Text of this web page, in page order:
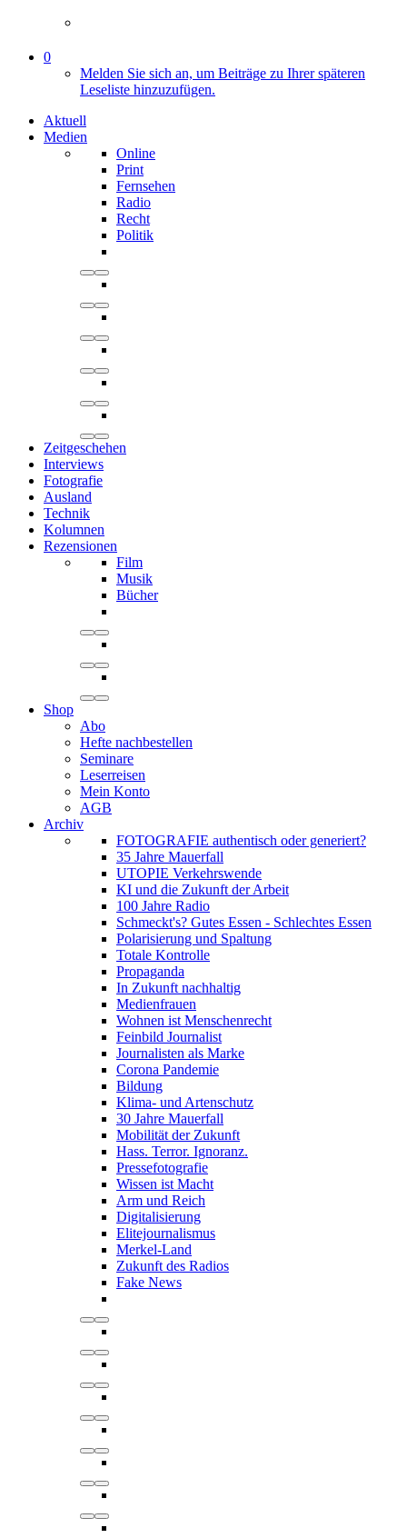
0
Melden Sie sich an, um Beiträge zu Ihrer späteren
Leseliste hinzuzufügen.
Aktuell
Medien
Online
Print
Fernsehen
Radio
Recht
Politik
Zeitgeschehen
Interviews
Fotografie
Ausland
Technik
Kolumnen
Rezensionen
Film
Musik
Bücher
Shop
Abo
Hefte nachbestellen
Seminare
Leserreisen
Mein Konto
AGB
Archiv
FOTOGRAFIE authentisch oder generiert?
35 Jahre Mauerfall
UTOPIE Verkehrswende
KI und die Zukunft der Arbeit
100 Jahre Radio
Schmeckt's? Gutes Essen - Schlechtes Essen
Polarisierung und Spaltung
Totale Kontrolle
Propaganda
In Zukunft nachhaltig
Medienfrauen
Wohnen ist Menschenrecht
Feinbild Journalist
Journalisten als Marke
Corona Pandemie
Bildung
Klima- und Artenschutz
30 Jahre Mauerfall
Mobilität der Zukunft
Hass. Terror. Ignoranz.
Pressefotografie
Wissen ist Macht
Arm und Reich
Digitalisierung
Elitejournalismus
Merkel-Land
Zukunft des Radios
Fake News